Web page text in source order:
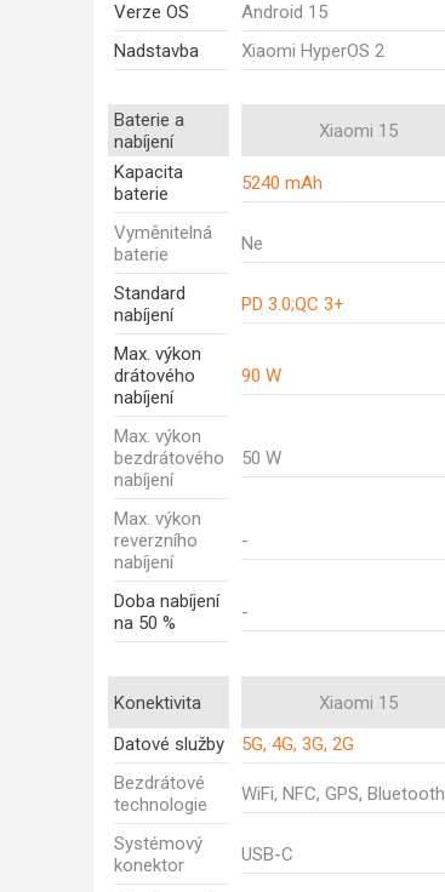
Verze OS Android 15
Nadstavba
Xiaomi HyperOS 2
Baterie a
nabíjení
Xiaomi 15
Kapacita
baterie
5240 mAh
Vyměnitelná
baterie
Ne
Standard
nabíjení
PD 3.0;QC 3+
Max. výkon
drátového
nabíjení
90 W
Max. výkon
bezdrátového
nabíjení
50 W
Max. výkon
reverzního
nabíjení
-
Doba nabíjení
na 50 %
-
Konektivita Xiaomi 15
Datové služby
5G, 4G, 3G, 2G
Bezdrátové
technologie
WiFi, NFC, GPS, Bluetooth
Systémový
konektor
USB-C